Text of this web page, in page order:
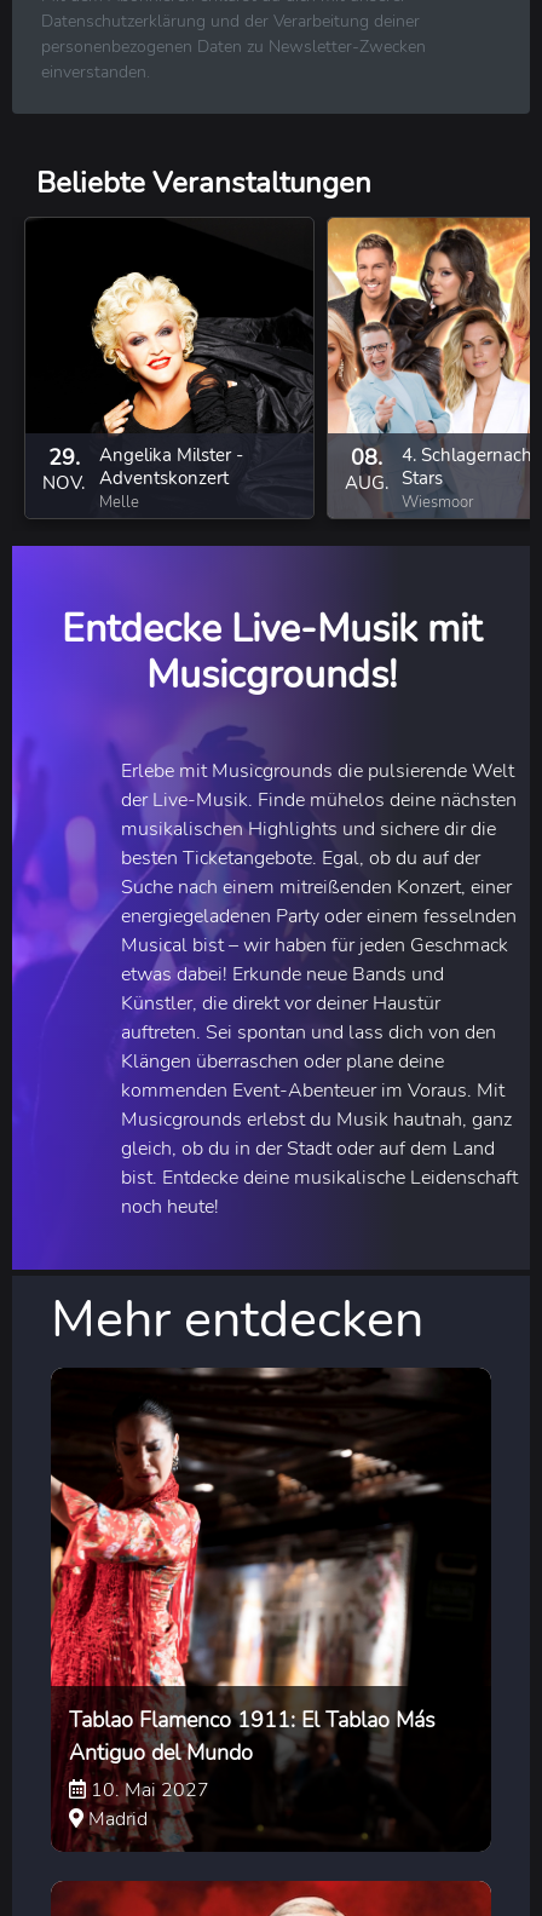
R&B ⋅ Soul ⋅ Blues ⋅ Jazz
Volksmusik ⋅ Folk ⋅ Country ⋅ Schlager
Klassische Musik
Datenschutzerklärung und der Verarbeitung deiner
personenbezogenen Daten zu Newsletter-Zwecken
einverstanden.
Beliebte Veranstaltungen
29.
NOV.
Angelika Milster -
Adventskonzert
Melle
08.
AUG.
4.
Stars
Wiesmoor
Entdecke Live-Musik mit
Musicgrounds!
Erlebe mit Musicgrounds die pulsierende Welt
der Live-Musik. Finde mühelos deine nächsten
musikalischen Highlights und sichere dir die
besten Ticketangebote. Egal, ob du auf der
Suche nach einem mitreißenden Konzert, einer
energiegeladenen Party oder einem fesselnden
Musical bist – wir haben für jeden Geschmack
etwas dabei! Erkunde neue Bands und
Künstler, die direkt vor deiner Haustür
auftreten. Sei spontan und lass dich von den
Klängen überraschen oder plane deine
kommenden Event-Abenteuer im Voraus. Mit
Musicgrounds erlebst du Musik hautnah, ganz
gleich, ob du in der Stadt oder auf dem Land
bist. Entdecke deine musikalische Leidenschaft
noch heute!
Mehr entdecken
Tablao Flamenco 1911: El Tablao Más
Antiguo del Mundo
10. Mai 2027
Madrid